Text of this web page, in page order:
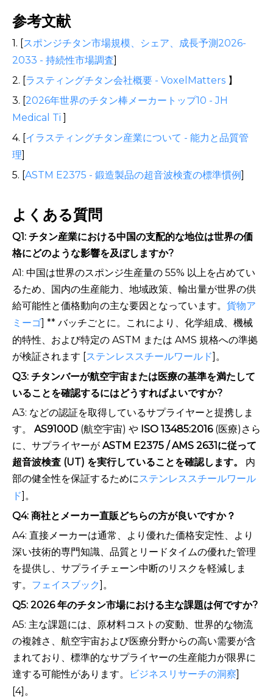
参考文献
1. [ スポンジチタン市場規模、シェア、成長予測2026-
2033 - 持続性市場調査
2. [ ラスティングチタン会社概要 - VoxelMatters 】
3. [ 2026年世界のチタン棒メーカートップ10 - JH
Medical Ti
4. [ イラスティングチタン産業について - 能力と品質管
理
5. [ ASTM E2375 - 鍛造製品の超音波検査の標準慣例
よくある質問
Q1: チタン産業における中国の支配的な地位は世界の価
格にどのような影響を及ぼしますか?
A1: 中国は世界のスポンジ生産量の 55% 以上を占めてい
るため、国内の生産能力、地域政策、輸出量が世界の供
給可能性と価格動向の主な要因となっています。 貨物ア
ミーゴ ] ** バッチごとに。これにより、化学組成、機械
的特性、および特定の ASTM または AMS 規格への準拠
が検証されます [ ステンレススチールワールド ]。
Q3: チタンバーが航空宇宙または医療の基準を満たして
いることを確認するにはどうすればよいですか?
A3: などの認証を取得しているサプライヤーと提携しま
す。 AS9100D (航空宇宙) や ISO 13485:2016 (医療)さら
に、サプライヤーが ASTM E2375 / AMS 2631に従って
超音波検査 (UT) を実行していることを確認します。
内
部の健全性を保証するためにステンレススチールワール
ド ]。
Q4: 商社とメーカー直販どちらの方が良いですか？
A4: 直接メーカーは通常、より優れた価格安定性、より
深い技術的専門知識、品質とリードタイムの​​優れた管理
を提供し、サプライチェーン中断のリスクを軽減しま
す。 フェイスブック ]。
Q5: 2026 年のチタン市場における主な課題は何ですか?
A5: 主な課題には、原材料コストの変動、世界的な物流
の複雑さ、航空宇宙および医療分野からの高い需要が含
まれており、標準的なサプライヤーの生産能力が限界に
達する可能性があります。
ビジネスリサーチの洞察
[4]。